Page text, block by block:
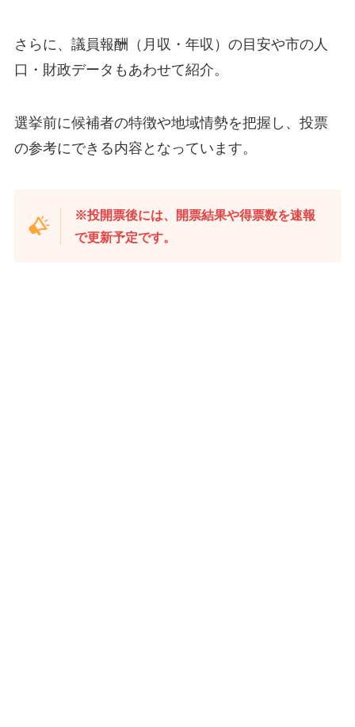
さらに、議員報酬（月収・年収）の目安や市の人
口・財政データもあわせて紹介。
選挙前に候補者の特徴や地域情勢を把握し、投票
の参考にできる内容となっています。
※投開票後には、開票結果や得票数を速報
で更新予定です。